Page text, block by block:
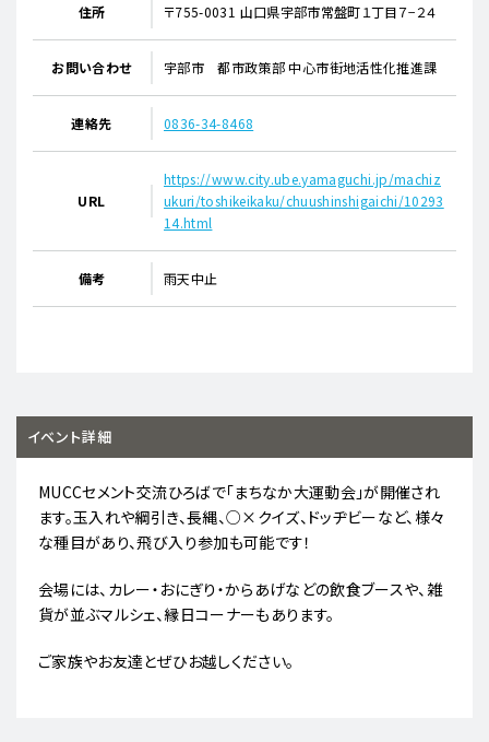
住所 〒755-0031 山口県宇部市常盤町１丁目７−２４
お問い合わせ 宇部市 都市政策部 中心市街地活性化推進課
連絡先 0836-34-8468
URL
https://www.city.ube.yamaguchi.jp/machiz
ukuri/toshikeikaku/chuushinshigaichi/10293
14.html
備考 雨天中止
イベント詳細
MUCCセメント交流ひろばで「まちなか大運動会」が開催され
ます。玉入れや綱引き、長縄、○×クイズ、ドッヂビーなど、様々
な種目があり、飛び入り参加も可能です！
会場には、カレー・おにぎり・からあげなどの飲食ブースや、雑
貨が並ぶマルシェ、縁日コーナーもあります。
ご家族やお友達とぜひお越しください。